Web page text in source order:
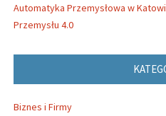
Automatyka Przemysłowa w
Przemysłu 4.0
Biznes i Firmy